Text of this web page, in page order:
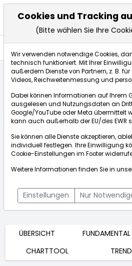
Börse:
DE0007297004]
Aktienkurse
ÜBERSICHT FUNDAMENTAL
CHARTTOOL
Cookies und Tracking
(Bitte wählen Sie Ihre
Wir verwenden notwendige Cookies,
technisch funktioniert. Mit Ihrer
außerdem Dienste von Partnern, z. B.
Videos, Reichweitenmessung und
Dabei können Informationen auf Ihrem
ausgelesen und Nutzungsdaten an
Google/YouTube oder Meta übermittelt
kann auch außerhalb der EU/des EWR
Sie können alle Dienste akzeptieren,
individuell festlegen. Ihre Einwilligung
Cookie-Einstellungen im Footer
Weitere Informationen finden Sie in
Einstellungen Nur